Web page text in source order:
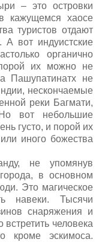
– это островки
кажущемся хаосе
туристов отдают
А вот индуистские
органично
их можно не
Пашупатинатх не
нескончаемые
реки Багмати,
вот небольшие
густо, и порой их
иного божества
не упомянув
в основном
Это магическое
навеки. Тысячи
снаряжения и
человека
кроме эскимоса.